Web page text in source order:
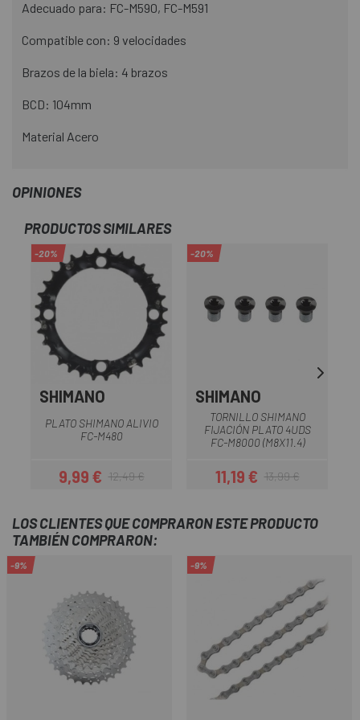
Adecuado para: FC-M590, FC-M591
Compatible con: 9 velocidades
Brazos de la biela: 4 brazos
BCD: 104mm
Material Acero
OPINIONES
PRODUCTOS SIMILARES
-20%
SHIMANO
PLATO SHIMANO ALIVIO
FC-M480
Precio
9,99 €Precio regular
12,49 €
-20%
SHIMANO
TORNILLO SHIMANO
FIJACIÓN PLATO 4UDS
FC-M8000 (M8X11.4)
Precio
11,19 €Precio regular
13,99 €
LOS CLIENTES QUE COMPRARON ESTE PRODUCTO
TAMBIÉN COMPRARON:
-9% -9%